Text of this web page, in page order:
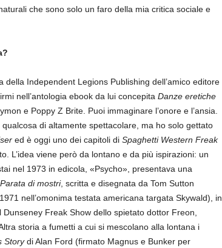
che sono solo un faro della mia critica sociale e
della Independent Legions Publishing dell’amico editore
nell’antologia ebook da lui concepita Danze eretiche
e Poppy Z Brite. Puoi immaginare l’onore e l’ansia.
di altamente spettacolare, ma ho solo gettato
ed è oggi uno dei capitoli di Spaghetti Western Freak
L’idea viene però da lontano e da più ispirazioni: un
nel 1973 in edicola, «Psycho», presentava una
di mostri, scritta e disegnata da Tom Sutton
nell’omonima testata americana targata Skywald), in
Freak Show dello spietato dottor Freon,
storia a fumetti a cui si mescolano alla lontana i
Storydi Alan Ford (firmato Magnus e Bunker per